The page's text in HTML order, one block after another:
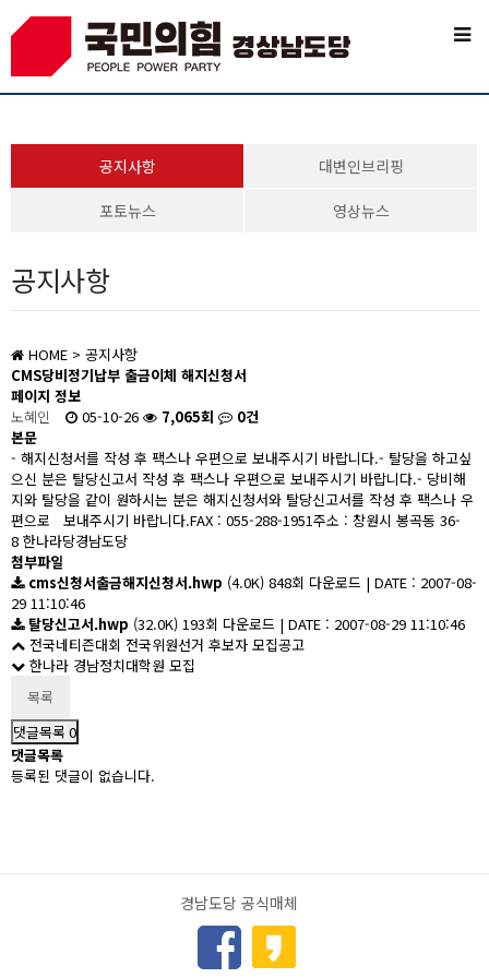
공지사항 대변인브리핑
포토뉴스 영상뉴스
공지사항
HOME > 공지사항
CMS당비정기납부 출금이체 해지신청서
페이지 정보
노혜인
05-10-26 7,065회
0건
본문
- 해지신청서를 작성 후 팩스나 우편으로 보내주시기 바랍니다.- 탈당을 하고싶
으신 분은 탈당신고서 작성 후 팩스나 우편으로 보내주시기 바랍니다.- 당비해
지와 탈당을 같이 원하시는 분은 해지신청서와 탈당신고서를 작성 후 팩스나 우
편으로 보내주시기 바랍니다.FAX : 055-288-1951주소 : 창원시 봉곡동 36-
8 한나라당경남도당
첨부파일
cms신청서출금해지신청서.hwp (4.0K) 848회 다운로드 | DATE : 2007-08-
29 11:10:46
탈당신고서.hwp (32.0K) 193회 다운로드 | DATE : 2007-08-29 11:10:46
전국네티즌대회 전국위원선거 후보자 모집공고
한나라 경남정치대학원 모집
목록
댓글목록 0
댓글목록
등록된 댓글이 없습니다.
경남도당 공식매체